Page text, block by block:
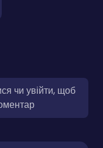
чи увійти, щоб